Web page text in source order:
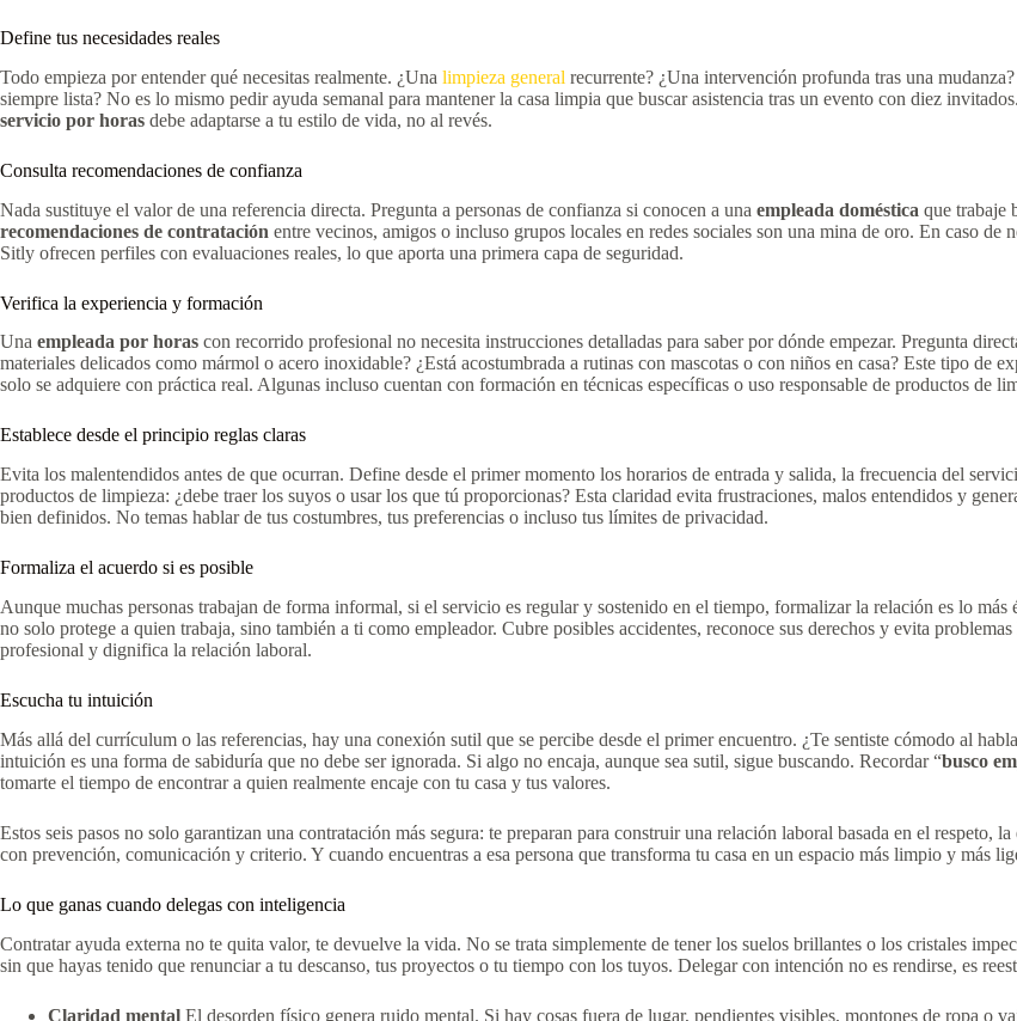
Define tus necesidades reales
Todo empieza por entender qué necesitas realmente. ¿Una limpieza general recurrente? ¿Una intervención profunda tras una
siempre lista? No es lo mismo pedir ayuda semanal para mantener la casa limpia que buscar asistencia tras un evento con diez
servicio por horas debe adaptarse a tu estilo de vida, no al revés.
Consulta recomendaciones de confianza
Nada sustituye el valor de una referencia directa. Pregunta a personas de confianza si conocen a una empleada doméstica que trabaje
recomendaciones de contratación entre vecinos, amigos o incluso grupos locales en redes sociales son una mina de oro. En caso
Sitly ofrecen perfiles con evaluaciones reales, lo que aporta una primera capa de seguridad.
Verifica la experiencia y formación
Una empleada por horas con recorrido profesional no necesita instrucciones detalladas para saber por dónde empezar. Pregunta
materiales delicados como mármol o acero inoxidable? ¿Está acostumbrada a rutinas con mascotas o con niños en casa? Este tipo de
solo se adquiere con práctica real. Algunas incluso cuentan con formación en técnicas específicas o uso responsable de productos de
Establece desde el principio reglas claras
Evita los malentendidos antes de que ocurran. Define desde el primer momento los horarios de entrada y salida, la frecuencia del
productos de limpieza: ¿debe traer los suyos o usar los que tú proporcionas? Esta claridad evita frustraciones, malos entendidos y
bien definidos. No temas hablar de tus costumbres, tus preferencias o incluso tus límites de privacidad.
Formaliza el acuerdo si es posible
Aunque muchas personas trabajan de forma informal, si el servicio es regular y sostenido en el tiempo, formalizar la relación es lo
no solo protege a quien trabaja, sino también a ti como empleador. Cubre posibles accidentes, reconoce sus derechos y evita
profesional y dignifica la relación laboral.
Escucha tu intuición
Más allá del currículum o las referencias, hay una conexión sutil que se percibe desde el primer encuentro. ¿Te sentiste cómodo al
intuición es una forma de sabiduría que no debe ser ignorada. Si algo no encaja, aunque sea sutil, sigue buscando. Recordar “busco
tomarte el tiempo de encontrar a quien realmente encaje con tu casa y tus valores.
Estos seis pasos no solo garantizan una contratación más segura: te preparan para construir una relación laboral basada en el respeto,
con prevención, comunicación y criterio. Y cuando encuentras a esa persona que transforma tu casa en un espacio más limpio y más
Lo que ganas cuando delegas con inteligencia
Contratar ayuda externa no te quita valor, te devuelve la vida. No se trata simplemente de tener los suelos brillantes o los cristales
sin que hayas tenido que renunciar a tu descanso, tus proyectos o tu tiempo con los tuyos. Delegar con intención no es rendirse, es
Claridad mental El desorden físico genera ruido mental. Si hay cosas fuera de lugar, pendientes visibles, montones de ropa o